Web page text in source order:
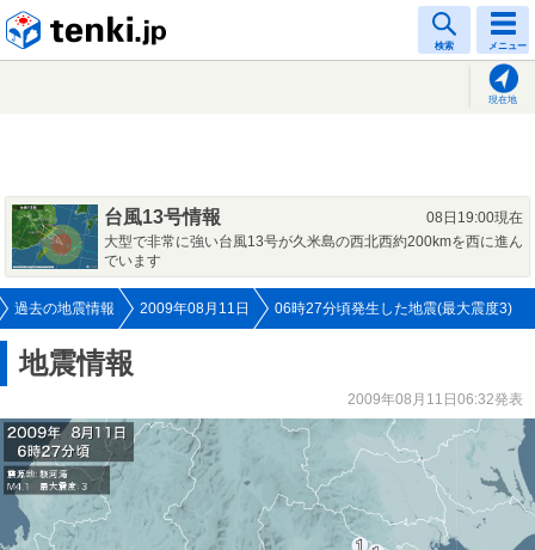
検索 メニュー
現在地
台風13号情報
08日19:00現在
大型で非常に強い台風13号が久米島の西北西約200kmを西に進ん
でいます
過去の地震情報 2009年08月11日 06時27分頃発生した地震(最大震度3)
地震情報
2009年08月11日06:32発表